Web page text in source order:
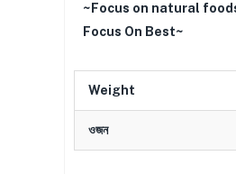
~Focus on natural
Focus On Best~
Weight
ওজন